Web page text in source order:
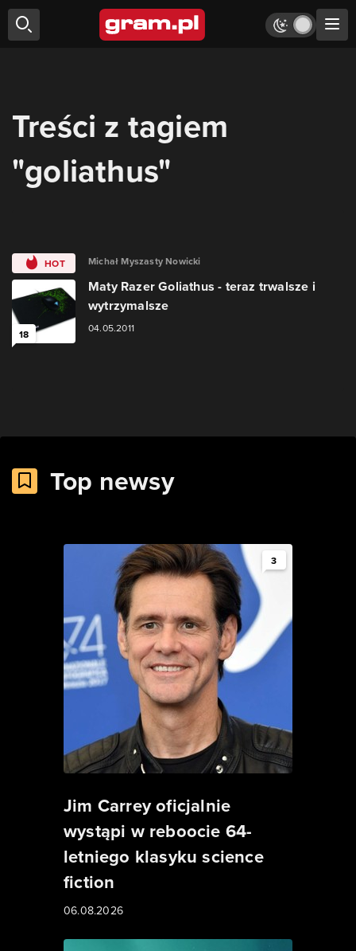
Treści z tagiem
"goliathus"
HOT
18
Michał Myszasty Nowicki
Maty Razer Goliathus - teraz trwalsze i
wytrzymalsze
04.05.2011
Top newsy
3
Jim Carrey oficjalnie
wystąpi w reboocie 64-
letniego klasyku science
fiction
06.08.2026